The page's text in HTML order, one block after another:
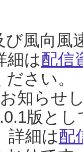
び風向風
細は配信
ださい。
知らせ
版と
詳細は配